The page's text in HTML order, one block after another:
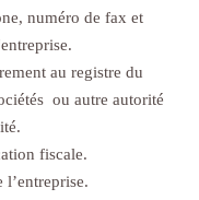
numéro de fax et
au registre du
ou autre autorité
fiscale.
l’entreprise.